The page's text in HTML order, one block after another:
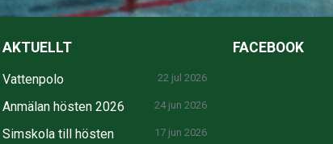
AKTUELLT
Vattenpolo 22 jul 2026
Anmälan hösten 2026 24 jun 2026
Simskola till hösten 17 jun 2026
FACEBOOK